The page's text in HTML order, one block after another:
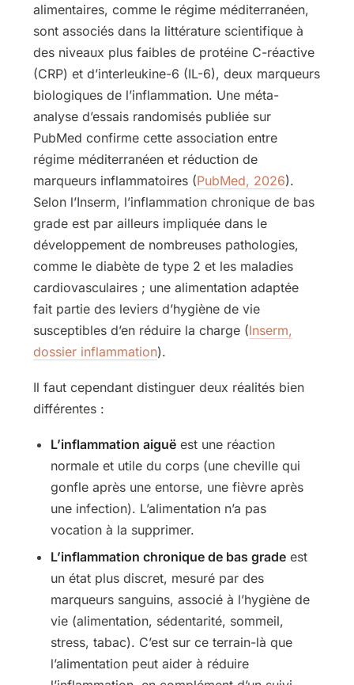
alimentaires, comme le régime méditerranéen,
sont associés dans la littérature scientifique à
des niveaux plus faibles de protéine C-réactive
(CRP) et d’interleukine-6 (IL-6), deux marqueurs
biologiques de l’inflammation. Une méta-
analyse d’essais randomisés publiée sur
PubMed confirme cette association entre
régime méditerranéen et réduction de
marqueurs inflammatoires (PubMed, 2026).
Selon l’Inserm, l’inflammation chronique de bas
grade est par ailleurs impliquée dans le
développement de nombreuses pathologies,
comme le diabète de type 2 et les maladies
cardiovasculaires ; une alimentation adaptée
fait partie des leviers d’hygiène de vie
susceptibles d’en réduire la charge (Inserm,
dossier inflammation).
Il faut cependant distinguer deux réalités bien
différentes :
L’inflammation aiguë est une réaction
normale et utile du corps (une cheville qui
gonfle après une entorse, une fièvre après
une infection). L’alimentation n’a pas
vocation à la supprimer.
L’inflammation chronique de bas grade est
un état plus discret, mesuré par des
marqueurs sanguins, associé à l’hygiène de
vie (alimentation, sédentarité, sommeil,
stress, tabac). C’est sur ce terrain-là que
l’alimentation peut aider à réduire